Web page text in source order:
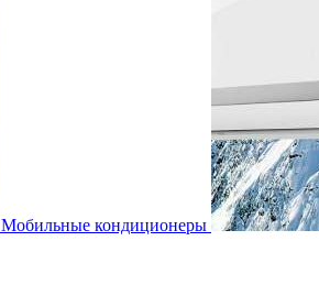
Мобильные кондиционеры